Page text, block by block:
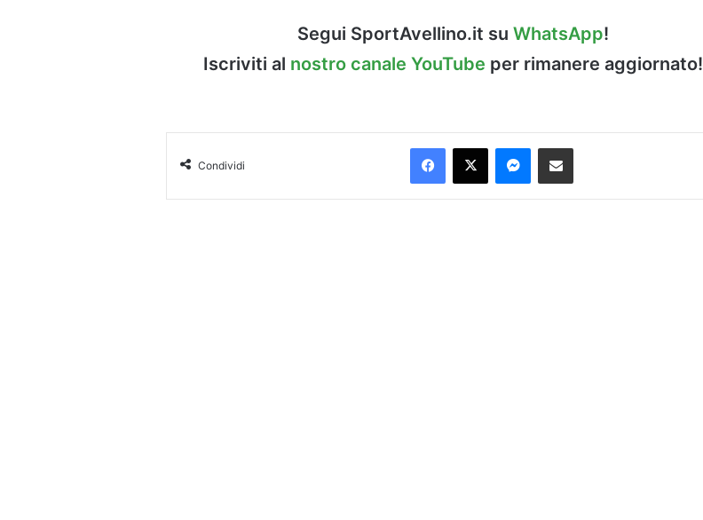
Segui SportAvellino.it su WhatsApp!
Iscriviti al nostro canale YouTube per rimanere aggiornato!
Condividi
Facebook
X Messenger
Condividi via Email